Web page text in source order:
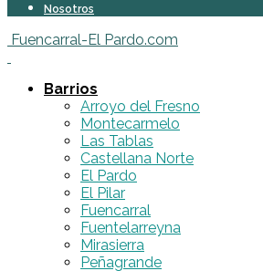
Nosotros
Fuencarral-El Pardo.com
Barrios
Arroyo del Fresno
Montecarmelo
Las Tablas
Castellana Norte
El Pardo
El Pilar
Fuencarral
Fuentelarreyna
Mirasierra
Peñagrande